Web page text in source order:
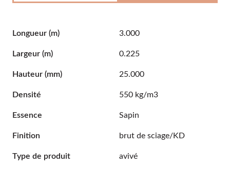
Longueur (m) 3.000
Largeur (m) 0.225
Hauteur (mm) 25.000
Densité 550 kg/m3
Essence Sapin
Finition brut de sciage/KD
Type de produit avivé